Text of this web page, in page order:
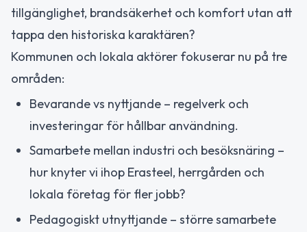
tillgänglighet, brandsäkerhet och komfort utan att
tappa den historiska karaktären?
Kommunen och lokala aktörer fokuserar nu på tre
områden:
Bevarande vs nyttjande – regelverk och
investeringar för hållbar användning.
Samarbete mellan industri och besöksnäring –
hur knyter vi ihop Erasteel, herrgården och
lokala företag för fler jobb?
Pedagogiskt utnyttjande – större samarbete